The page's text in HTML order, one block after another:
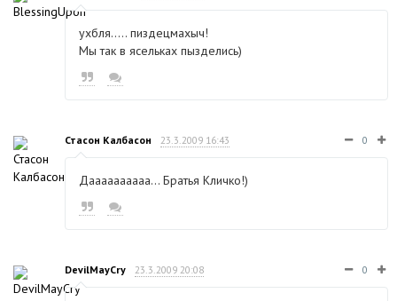
ухбля..... пиздецмахыч!
Мы так в ясельках пызделись)
Стасон Калбасон 23.3.2009 16:43 0
Даааааааааа... Братья Кличко!)
DevilMayCry 23.3.2009 20:08 0